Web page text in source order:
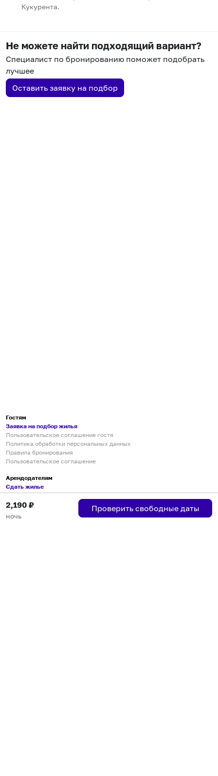
Кукурента.
Не можете найти подходящий вариант?
Специалист по бронированию поможет подобрать
лучшее
Оставить заявку на подбор
2,190 ₽
ночь
Проверить свободные даты
Гостям
Заявка на подбор жилья
Пользовательское соглашение гостя
Политика обработки персональных данных
Правила бронирования
Пользовательское соглашение
Арендодателям
Сдать жилье
Пользовательское соглашение
Правила публикации объявлений